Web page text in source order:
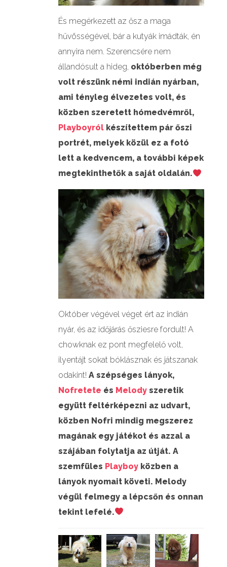
És megérkezett az ősz a maga
hűvösségével, bár a kutyák imádták, én
annyira nem. Szerencsére nem
állandósult a hideg, októberben még
volt részünk némi indián nyárban,
ami tényleg élvezetes volt, és
közben szeretett hómedvémről,
Playboyról készítettem pár őszi
portrét, melyek közül ez a fotó
lett a kedvencem, a további képek
megtekinthetők a saját oldalán.
Október végével véget ért az indián
nyár, és az időjárás ősziesre fordult! A
chowknak ez pont megfelelő volt,
ilyentájt sokat bóklásznak és játszanak
odakint!A szépséges lányok,
Nofretete és Melody szeretik
együtt feltérképezni az udvart,
közben Nofri mindig megszerez
magának egy játékot és azzal a
szájában folytatja az útját. A
szemfüles Playboy közben a
lányok nyomait követi. Melody
végül felmegy a lépcsőn és onnan
tekint lefelé.